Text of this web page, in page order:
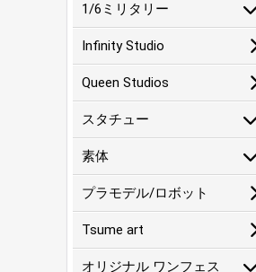
1/6ミリタリー
Infinity Studio
Queen Studios
スタチュー
素体
プラモデル/ロボット
Tsume art
オリジナル ワンフェス